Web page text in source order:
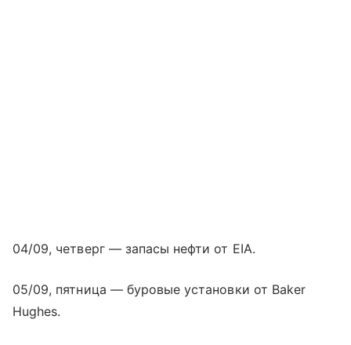
04/09, четверг — запасы нефти от EIA.
05/09, пятница — буровые установки от Baker
Hughes.